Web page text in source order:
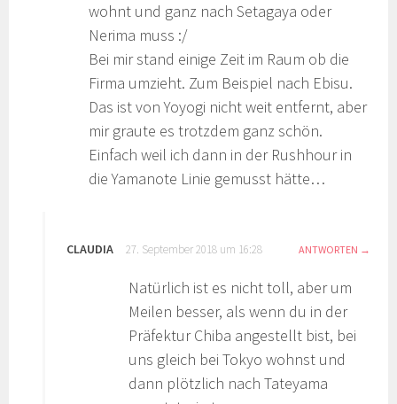
wohnt und ganz nach Setagaya oder
Nerima muss :/
Bei mir stand einige Zeit im Raum ob die
Firma umzieht. Zum Beispiel nach Ebisu.
Das ist von Yoyogi nicht weit entfernt, aber
mir graute es trotzdem ganz schön.
Einfach weil ich dann in der Rushhour in
die Yamanote Linie gemusst hätte…
CLAUDIA 27. September 2018 um 16:28 ANTWORTEN
Natürlich ist es nicht toll, aber um
Meilen besser, als wenn du in der
Präfektur Chiba angestellt bist, bei
uns gleich bei Tokyo wohnst und
dann plötzlich nach Tateyama